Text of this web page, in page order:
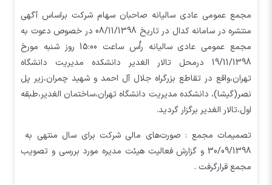
مجمع عمومی عادی سالیانه صاحبان سهام شرکت براساس آگهی
منتشره در سامانه کدال در تاریخ 08/11/1398 در خصوص دعوت به
مجمع عمومی عادی سالیانه راُس ساعت 15:00 روز شنبه مورخ
19/11/1398 درمحل تالار الغدير دانشکده مديريت دانشگاه
تهران،واقع در تقاطع بزرگراه جلال آل احمد و شهيد چمران،زير پل
نصر(گيشا)، دانشکده مديريت دانشگاه تهران،ساختمان الغدير،طبقه
اول،تالار الغدير برگزار گردید.
تصمیمات مجمع : صورت‌های مالی شرکت برای سال منتهی به
30/09/1398 و گزارش فعالیت هیئت مدیره مورد بررسی و تصویب
مجمع قرارگرفت .